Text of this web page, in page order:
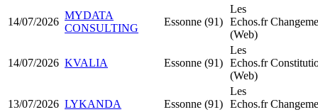
14/07/2026
MYDATA
CONSULTING
Essonne (91)
Les
Echos.fr
(Web)
14/07/2026 KVALIA Essonne (91)
Les
Echos.fr
(Web)
13/07/2026 LYKANDA Essonne (91)
Les
Echos.fr